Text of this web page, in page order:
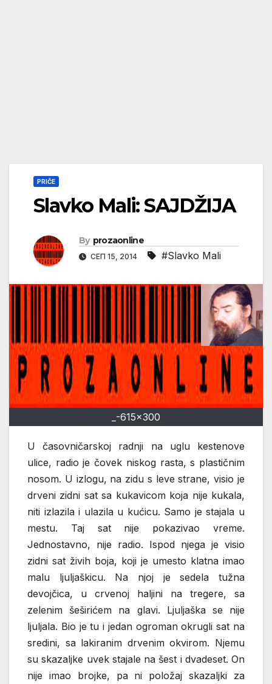
PRIČE
Slavko Mali: SAJDŽIJA
By prozaonline
СЕП 15, 2014 #Slavko Mali
_-615x300
U časovničarskoj radnji na uglu kestenove
ulice, radio je čovek niskog rasta, s plastičnim
nosom. U izlogu, na zidu s leve strane, visio je
drveni zidni sat sa kukavicom koja nije kukala,
niti izlazila i ulazila u kućicu. Samo je stajala u
mestu. Taj sat nije pokazivao vreme.
Jednostavno, nije radio. Ispod njega je visio
zidni sat živih boja, koji je umesto klatna imao
malu ljuljaškicu. Na njoj je sedela tužna
devojčica, u crvenoj haljini na tregere, sa
zelenim šeširićem na glavi. Ljuljaška se nije
ljuljala. Bio je tu i jedan ogroman okrugli sat na
sredini, sa lakiranim drvenim okvirom. Njemu
su skazaljke uvek stajale na šest i dvadeset. On
nije imao brojke, pa ni položaj skazaljki za